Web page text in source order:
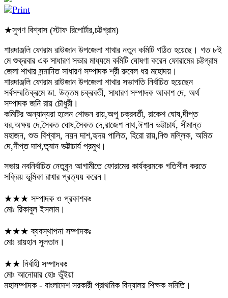
★সুপণ বিশ্বাস (স্টাফ রিপোর্টার,চট্টগ্রাম)
শারদাঞ্জলি ফোরাম রাউজান উপজেলা শাখার নতুন কমিটি গঠিত হয়েছে। গত ৮ই
মে শুক্রবার এক সাধারণ সভার মাধ্যমে কমিটি ঘোষণা করেন ফোরামের চট্টগ্রাম
জেলা শাখার সন্মানিত সাধারণ সম্পাদক শ্রী রুবেল ধর মহোদয়।
শারদাঞ্জলি ফোরাম রাউজান উপজেলা শাখার সভাপতি নির্বাচিত হয়েছেন
সর্বসম্মতিক্রমে ডা. উত্তম চক্রবর্তী, সাধারণ সম্পাদক আকাশ দে, অর্থ
সম্পাদক জনি রায় চৌধুরী।
কমিটির অন্যান্যরা হলেন শোভন রায়,অপু চক্রবর্তী, রাকেশ ঘোষ,দীপ্ত
ধর,অক্ষয় দে,সৈকত ঘোষ,সৈকত দে,রাজেশ নাথ,ঈশান ভট্টাচার্য, সীমান্ত
মহাজন, শুভ বিশ্বাস, নয়ন দাশ,হৃদয় পালিত, হিরো রায়,নিশু মল্লিক, অমিত
দে,দীপ্ত দাশ,তৃষান ভট্টাচার্য প্রমুখ।
সভায় নবনির্বাচিত নেতৃবৃন্দ আগামীতে ফোরামের কার্যক্রমকে গতিশীল করতে
সক্রিয় ভূমিকা রাখার প্রত্যয় করেন।
★★★ সম্পাদক ও প্রকাশকঃ
মোঃ রিকাবুল ইসলাম।
★★★ ব্যবস্থাপনা সম্পাদকঃ
মোঃ রায়হান সুলতান।
★★ নির্বাহী সম্পাদকঃ
মোঃ আনোয়ার হোঃ ভুঁইয়া
মহাসম্পাদক - বাংলাদেশ সরকারী প্রাথমিক বিদ্যালয় শিক্ষক সমিতি।